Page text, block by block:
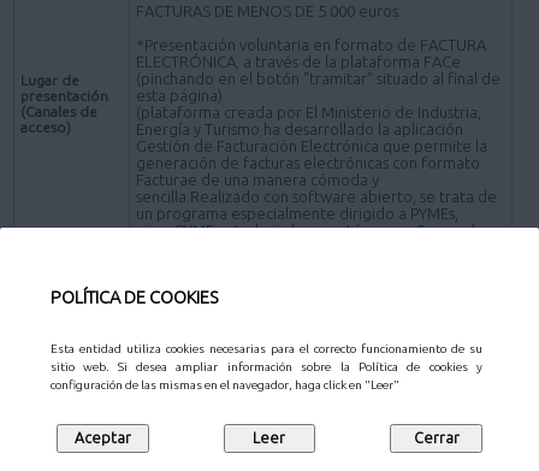
POLÍTICA DE COOKIES
Esta entidad utiliza cookies necesarias para el correcto funcionamiento de su
sitio web. Si desea ampliar información sobre la Política de cookies y
configuración de las mismas en el navegador, haga click en "Leer"
Lugar de
presentación
(Canales de
acceso)
FACTURAS DE MENOS DE 5.000 euros:
*Presentación voluntaria en formato de FACTURA
ELECTRÓNICA, a través de la plataforma FACe
(pinchando en el botón "tramitar" situado al final de
esta página)
(plataforma creada por El Ministerio de Industria,
Energía y Turismo ha desarrollado la aplicación
Gestión de Facturación Electrónica que permite la
generación de facturas electrónicas con formato
Facturae de una manera cómoda y
sencilla.Realizado con software abierto, se trata de
un programa especialmente dirigido a PYMEs,
microPYMEs y trabajadores autónomos. Se puede
siguientes canales distintos de la plataforma FACe:
Oficinas de Atención al Ciudadano.
Online - Sujetos obligados a relacionarse
Ayuntamiento de Pozuelo de Alarcón (a través de la
Solicitud de carácter General